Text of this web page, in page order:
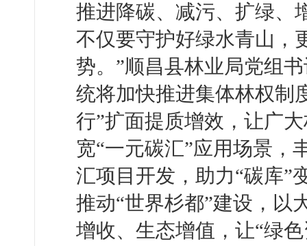
推进降碳、减污、扩绿、
不仅要守护好绿水青山，
势。”顺昌县林业局党组
统将加快推进集体林权制
行”扩面提质增效，让广
宽“一元碳汇”应用场景，
汇项目开发，助力“碳库”
推动“世界杉都”建设，以
增收、生态增值，让“绿